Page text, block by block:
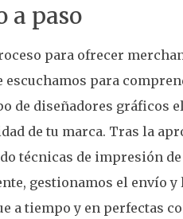
a paso
para ofrecer
para
de diseñadores gráficos
de tu marca. Tras la
técnicas de impresión
gestionamos el envío
a tiempo y en perfectas